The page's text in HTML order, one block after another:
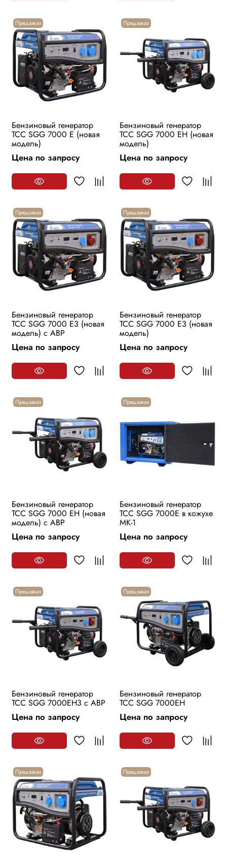
Предзаказ
Бензиновый генератор
ТСС SGG 7000 E (новая
модель)
Цена по запросу
Предзаказ
Бензиновый генератор
ТСС SGG 7000 EH (новая
модель)
Цена по запросу
Предзаказ
Бензиновый генератор
ТСС SGG 7000 E3 (новая
модель) с АВР
Цена по запросу
Предзаказ
Бензиновый генератор
ТСС SGG 7000 E3 (новая
модель)
Цена по запросу
Предзаказ
Бензиновый генератор
ТСС SGG 7000 EH (новая
модель) с АВР
Цена по запросу
Предзаказ
Бензиновый генератор
ТСС SGG 7000E в кожухе
МК-1
Цена по запросу
Предзаказ
Бензиновый генератор
ТСС SGG 7000EH3 с АВР
Цена по запросу
Предзаказ
Бензиновый генератор
ТСС SGG 7000EH
Цена по запросу
Предзаказ Предзаказ